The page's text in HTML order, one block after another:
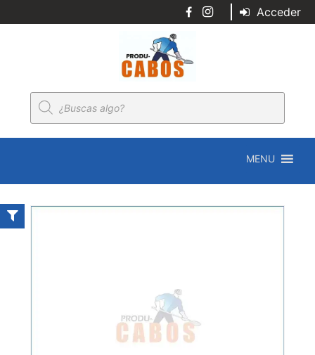
Acceder
Búsqueda
de
productos
MENU